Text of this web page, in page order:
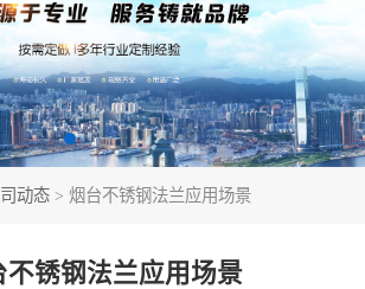
动态 > 烟台不锈钢法兰应用场景
不锈钢法兰应用场景